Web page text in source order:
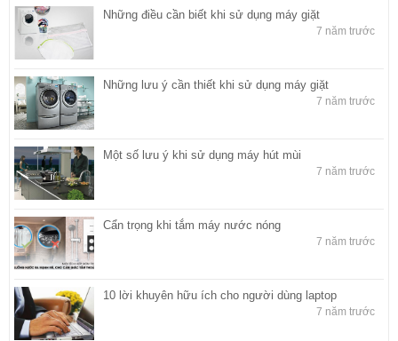
Những điều cần biết khi sử dụng máy giặt
7 năm trước
Những lưu ý cần thiết khi sử dụng máy giặt
7 năm trước
Một số lưu ý khi sử dụng máy hút mùi
7 năm trước
Cẩn trọng khi tắm máy nước nóng
7 năm trước
10 lời khuyên hữu ích cho người dùng laptop
7 năm trước